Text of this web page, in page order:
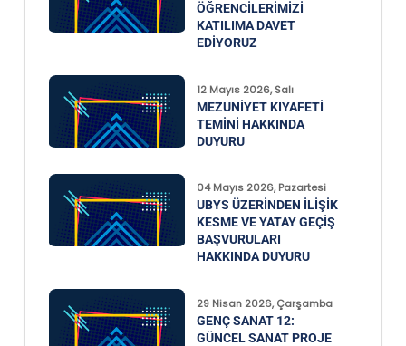
ÖĞRENCILERIMIZI
KATILIMA DAVET
EDIYORUZ
12 Mayıs 2026, Salı
MEZUNIYET KIYAFETI
TEMINI HAKKINDA
DUYURU
04 Mayıs 2026, Pazartesi
UBYS ÜZERINDEN İLIŞIK
KESME VE YATAY GEÇIŞ
BAŞVURULARI
HAKKINDA DUYURU
29 Nisan 2026, Çarşamba
GENÇ SANAT 12:
GÜNCEL SANAT PROJE